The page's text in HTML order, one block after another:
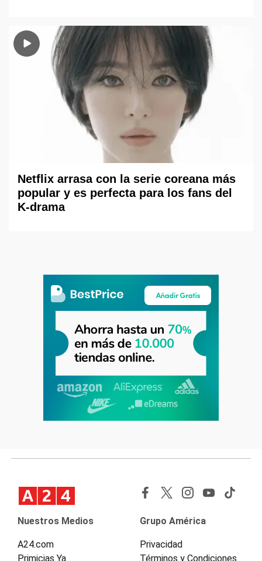
Netflix arrasa con la serie coreana más
popular y es perfecta para los fans del
K-drama
Nuestros Medios
A24.com
Primicias Ya
Grupo América
Privacidad
Términos y Condiciones